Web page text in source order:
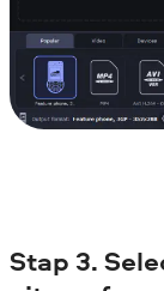
Stap 3.